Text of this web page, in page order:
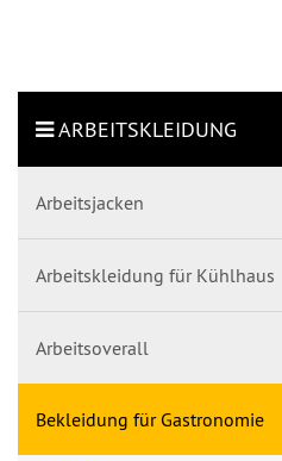
ARBEITSKLEIDUNG
Arbeitsjacken
Arbeitskleidung für Kühlhaus
Arbeitsoverall
Bekleidung für Gastronomie